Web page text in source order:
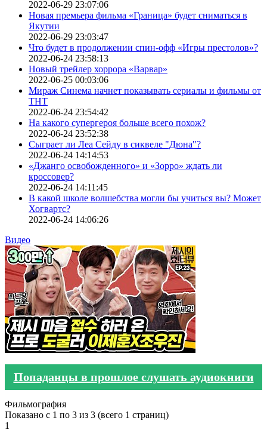
2022-06-29 23:07:06
Новая премьера фильма «Граница» будет сниматься в
Якутии
2022-06-29 23:03:47
Что будет в продолжении спин-офф «Игры престолов»?
2022-06-24 23:58:13
Новый трейлер хоррора «Варвар»
2022-06-25 00:03:06
Мираж Синема начнет показывать сериалы и фильмы от
ТНТ
2022-06-24 23:54:42
На какого супергероя больше всего похож?
2022-06-24 23:52:38
Сыграет ли Леа Сейду в сиквеле "Дюна"?
2022-06-24 14:14:53
«Джанго освобожденного» и «Зорро» ждать ли
кроссовер?
2022-06-24 14:11:45
В какой школе волшебства могли бы учиться вы? Может
Хогвартс?
2022-06-24 14:06:26
Видео
Попаданцы в прошлое слушать аудиокниги
Фильмография
Показано с 1 по 3 из 3 (всего 1 страниц)
1